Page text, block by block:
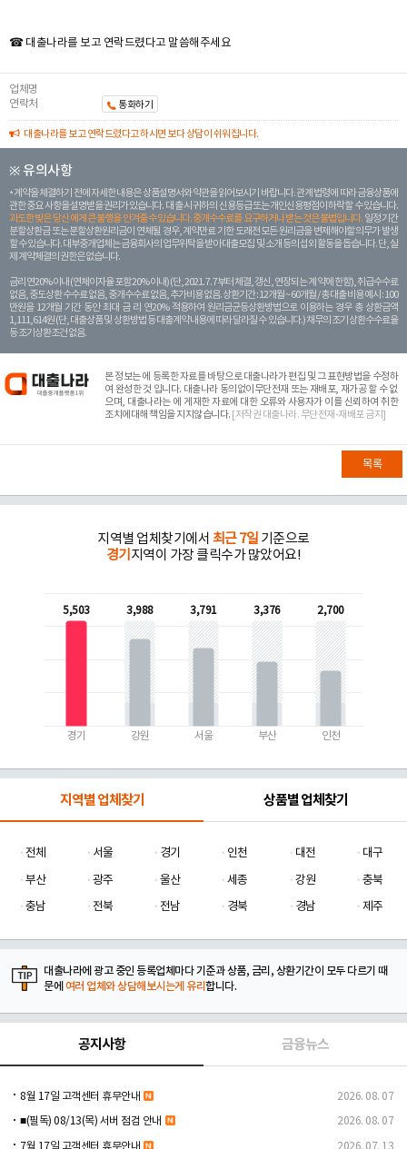
☎ 대출나라를 보고 연락드렸다고 말씀해주세요
업체명
연락처
통화하기
대출나라를 보고 연락드렸다고 하시면 보다 상담이 쉬워집니다.
※ 유의사항
계약을 체결하기 전에 자세한 내용은 상품설명서와 약관을 읽어보시기 바랍니다. 관계 법령에 따라 금융상품에
관한 중요 사항을 설명받을 권리가 있습니다. 대 출 시 귀하의 신용등급 또는 개인신용평점이 하락할 수 있습니다.
과도한 빚은 당신 에게 큰 불행을 안겨줄 수 있습니다. 중개수수료를 요구하거나 받는 것은 불법입니다. 일정 기간
분할상환금 또는 분할상환원리금이 연체될 경우, 계약만료 기한 도래전 모든 원리금을 변제해야할 의무가 발생
할 수 있습니다. 대부중개업체는 금융회사의 업무위탁을 받아 대출모집 및 소개 등의 섭외 활동을 돕습니다. 단, 실
제 계약체결의 권한은 없습니다.
금리 연20% 이내 (연체이자율 포함 20% 이내) (단, 2021. 7. 7부터 체결, 갱신, 연장되는 계 약에 한함), 취급수수료
없음, 중도상환 수수료 없음, 중개수수료 없음, 추가비용 없음. 상환기간 : 12개월 ~ 60개월 / 총 대출 비용 예시 : 100
만원을 12개월 기간 동안 최대 금 리 연20% 적용하여 원리금균등상환방법으로 이용하는 경우 총 상환금액
1,111,614원 (단, 대출상품 및 상환방법 등 대출계약 내용에 따라 달라질 수 있습니다.) 채무의 조기 상환수수료율
등 조기상환조건 없음.
본 정보는에 등록한 자료를 바탕으로 대출나라가 편집 및 그 표현방법을 수정하
여 완성한 것 입니다. 대출나라 동의없이무단전재 또는 재배포, 재가공 할 수 없
으며, 대출나라는 에 게재한 자료에 대한 오류와 사용자가 이를 신뢰하여 취한
조치에대해 책임을 지지않습니다. [저작권 대출나라. 무단전재-재배포 금지]
목록
지역별 업체찾기에서 최근 7일 기준으로
경기 지역이 가장 클릭수가 많았어요!
5,503
경기
3,988
강원
3,791
서울
3,376
부산
2,700
인천
지역별 업체찾기 상품별 업체찾기
전체 서울 경기 인천 대전
대구
부산
광주 울산 세종 강원
충북
충남
전북 전남 경북 경남 제주
대출나라에 광고 중인 등록업체마다 기준과 상품, 금리, 상환기간이 모두 다르기 때
문에 여러 업체와 상담해보시는게 유리합니다.
공지사항 금융뉴스
8월 17일 고객센터 휴무안내 2026. 08. 07
■(필독) 08/13(목) 서버 점검 안내 2026. 08. 07
7월 17일 고객센터 휴무안내 2026. 07. 13